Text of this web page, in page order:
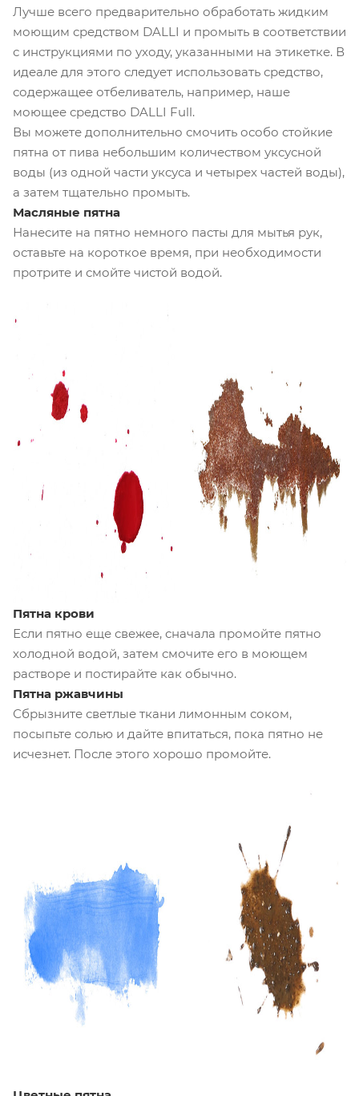
Лучше всего предварительно обработать жидким
моющим средством DALLI и промыть в соответствии
с инструкциями по уходу, указанными на этикетке. В
идеале для этого следует использовать средство,
содержащее отбеливатель, например, наше
моющее средство DALLI Full.
Вы можете дополнительно смочить особо стойкие
пятна от пива небольшим количеством уксусной
воды (из одной части уксуса и четырех частей воды),
а затем тщательно промыть.
Масляные пятна
Нанесите на пятно немного пасты для мытья рук,
оставьте на короткое время, при необходимости
протрите и смойте чистой водой.
Пятна крови
Если пятно еще свежее, сначала промойте пятно
холодной водой, затем смочите его в моющем
растворе и постирайте как обычно.
Пятна ржавчины
Сбрызните светлые ткани лимонным соком,
посыпьте солью и дайте впитаться, пока пятно не
исчезнет. После этого хорошо промойте.